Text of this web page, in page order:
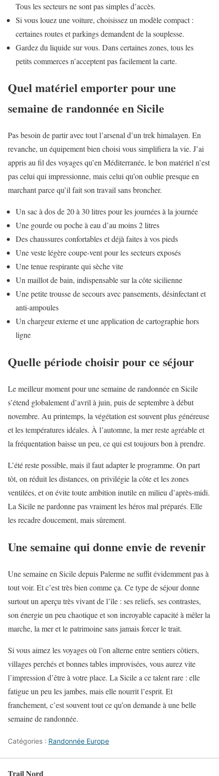
Tous les secteurs ne sont pas simples d’accès.
Si vous louez une voiture, choisissez un modèle compact :
certaines routes et parkings demandent de la souplesse.
Gardez du liquide sur vous. Dans certaines zones, tous les
petits commerces n’acceptent pas facilement la carte.
Quel matériel emporter pour une
semaine de randonnée en Sicile
Pas besoin de partir avec tout l’arsenal d’un trek himalayen. En
revanche, un équipement bien choisi vous simplifiera la vie. J’ai
appris au fil des voyages qu’en Méditerranée, le bon matériel n’est
pas celui qui impressionne, mais celui qu’on oublie presque en
marchant parce qu’il fait son travail sans broncher.
Un sac à dos de 20 à 30 litres pour les journées à la journée
Une gourde ou poche à eau d’au moins 2 litres
Des chaussures confortables et déjà faites à vos pieds
Une veste légère coupe-vent pour les secteurs exposés
Une tenue respirante qui sèche vite
Un maillot de bain, indispensable sur la côte sicilienne
Une petite trousse de secours avec pansements, désinfectant et
anti-ampoules
Un chargeur externe et une application de cartographie hors
ligne
Quelle période choisir pour ce séjour
Le meilleur moment pour une semaine de randonnée en Sicile
s’étend globalement d’avril à juin, puis de septembre à début
novembre. Au printemps, la végétation est souvent plus généreuse
et les températures idéales. À l’automne, la mer reste agréable et
la fréquentation baisse un peu, ce qui est toujours bon à prendre.
L’été reste possible, mais il faut adapter le programme. On part
tôt, on réduit les distances, on privilégie la côte et les zones
ventilées, et on évite toute ambition inutile en milieu d’après-midi.
La Sicile ne pardonne pas vraiment les héros mal préparés. Elle
les recadre doucement, mais sûrement.
Une semaine qui donne envie de revenir
Une semaine en Sicile depuis Palerme ne suffit évidemment pas à
tout voir. Et c’est très bien comme ça. Ce type de séjour donne
surtout un aperçu très vivant de l’île : ses reliefs, ses contrastes,
son énergie un peu chaotique et son incroyable capacité à mêler la
marche, la mer et le patrimoine sans jamais forcer le trait.
Si vous aimez les voyages où l’on alterne entre sentiers côtiers,
villages perchés et bonnes tables improvisées, vous aurez vite
l’impression d’être à votre place. La Sicile a ce talent rare : elle
fatigue un peu les jambes, mais elle nourrit l’esprit. Et
franchement, c’est souvent tout ce qu’on demande à une belle
semaine de randonnée.
Catégories : Randonnée Europe
Trail Nord